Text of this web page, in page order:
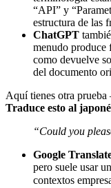
“API” y
estructura de las
ChatGPT
menudo produce
como devuelve
del documento
Aquí tienes otra
Traduce esto al
“Could you
Google
pero suele usar
contextos